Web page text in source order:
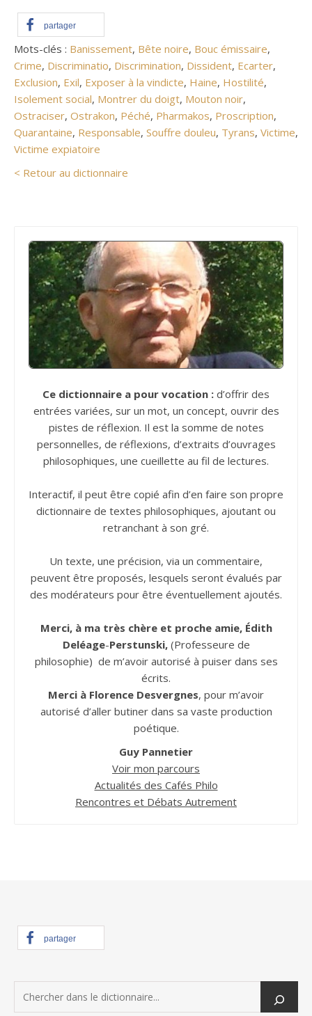
partager
Mots-clés : Banissement, Bête noire, Bouc émissaire,
Crime, Discriminatio, Discrimination, Dissident, Ecarter,
Exclusion, Exil, Exposer à la vindicte, Haine, Hostilité,
Isolement social, Montrer du doigt, Mouton noir,
Ostraciser, Ostrakon, Péché, Pharmakos, Proscription,
Quarantaine, Responsable, Souffre douleu, Tyrans, Victime,
Victime expiatoire
< Retour au dictionnaire
Ce dictionnaire a pour vocation : d’offrir des
entrées variées, sur un mot, un concept, ouvrir des
pistes de réflexion. Il est la somme de notes
personnelles, de réflexions, d’extraits d’ouvrages
philosophiques, une cueillette au fil de lectures.
Interactif, il peut être copié afin d’en faire son propre
dictionnaire de textes philosophiques, ajoutant ou
retranchant à son gré.
Un texte, une précision, via un commentaire,
peuvent être proposés, lesquels seront évalués par
des modérateurs pour être éventuellement ajoutés.
Merci, à ma très chère et proche amie, Édith
Deléage-Perstunski,(Professeure de
philosophie) de m’avoir autorisé à puiser dans ses
écrits.
Merci à Florence Desvergnes, pour m’avoir
autorisé d’aller butiner dans sa vaste production
poétique.
Guy Pannetier
Voir mon parcours
Actualités des Cafés Philo
Rencontres et Débats Autrement
partager